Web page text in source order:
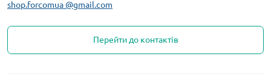
shop.forcomua @gmail.com
Перейти до контактів